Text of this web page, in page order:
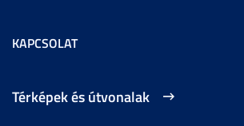
KAPCSOLAT
Térképek és útvonalak